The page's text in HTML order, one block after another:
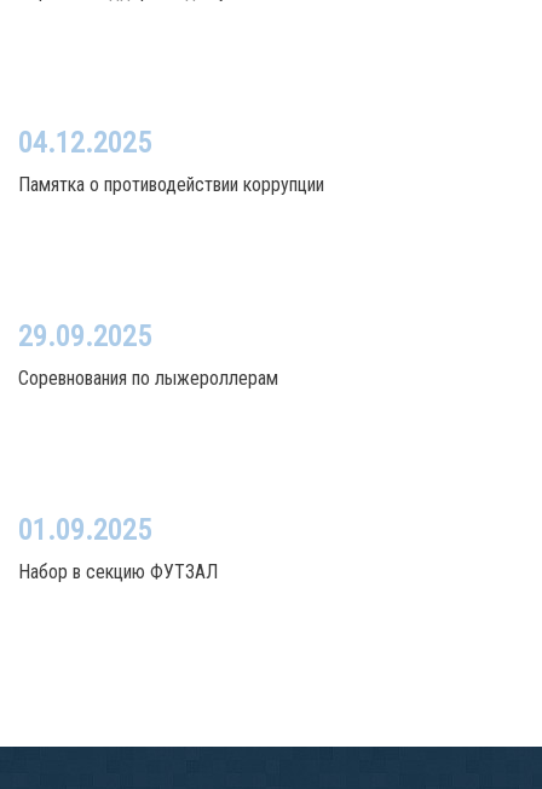
04.12.2025
Памятка о противодействии коррупции
29.09.2025
Соревнования по лыжероллерам
01.09.2025
Набор в секцию ФУТЗАЛ